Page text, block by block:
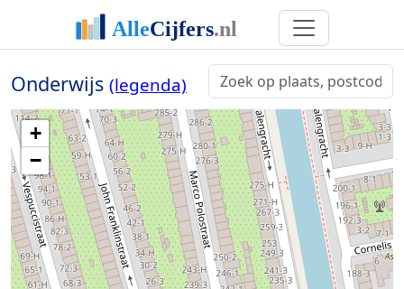
Onderwijs (legenda)
+
−